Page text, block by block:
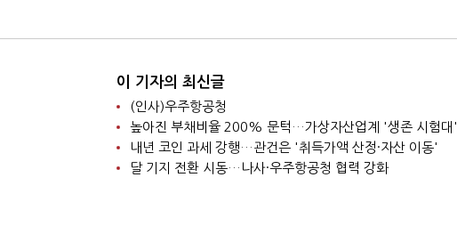
이 기자의 최신글
(인사)우주항공청
높아진 부채비율 200% 문턱…가상자산업계 '생존 시험대'
내년 코인 과세 강행…관건은 '취득가액 산정·자산 이동'
달 기지 전환 시동…나사·우주항공청 협력 강화